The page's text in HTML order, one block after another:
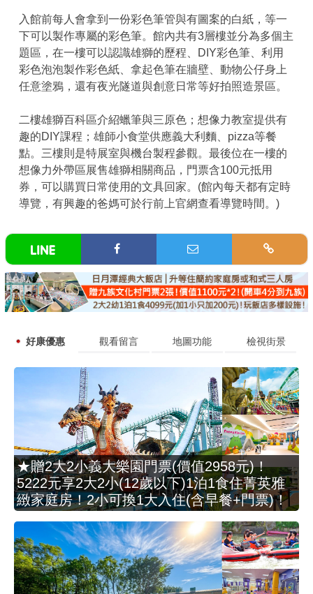
入館前每人會拿到一份彩色筆管與有圖案的白紙，等一
下可以製作專屬的彩色筆。館內共有3層樓並分為多個主
題區，在一樓可以認識雄獅的歷程、DIY彩色筆、利用
彩色泡泡製作彩色紙、拿起色筆在牆壁、動物公仔身上
任意塗鴉，還有夜光隧道與創意日常等好拍照造景區。
二樓雄獅百科區介紹蠟筆與三原色；想像力教室提供有
趣的DIY課程；雄師小食堂供應義大利麵、pizza等餐
點。三樓則是特展室與機台製程參觀。最後位在一樓的
想像力外帶區展售雄獅相關商品，門票含100元抵用
券，可以購買日常使用的文具回家。(館內每天都有定時
導覽，有興趣的爸媽可於行前上官網查看導覽時間。)
好康優惠 觀看留言 地圖功能 檢視街景
★贈2大2小義大樂園門票(價值2958元)！
5222元享2大2小(12歲以下)1泊1食住菁英雅
緻家庭房！2小可換1大入住(含早餐+門票)！